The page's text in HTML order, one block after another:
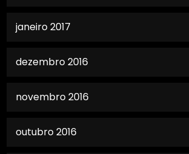
janeiro 2017
dezembro 2016
novembro 2016
outubro 2016